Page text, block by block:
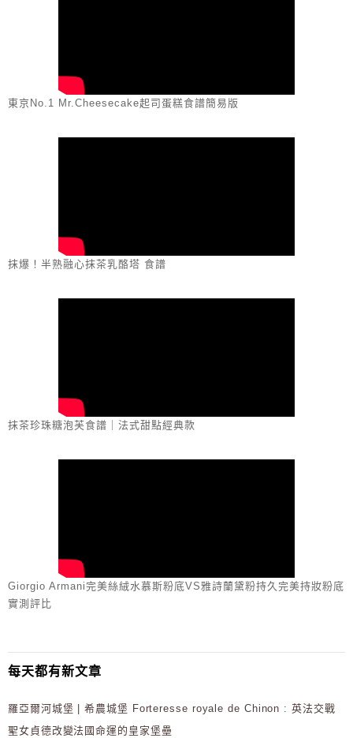
東京No.1 Mr.Cheesecake起司蛋糕食譜簡易版
抹爆！半熟融心抹茶乳酪塔 食譜
抹茶珍珠糖泡芙食譜｜法式甜點經典款
Giorgio Armani完美絲絨水慕斯粉底VS雅詩蘭黛粉持久完美持妝粉底
實測評比
每天都有新文章
羅亞爾河城堡 | 希農城堡 Forteresse royale de Chinon : 英法交戰
聖女貞德改變法國命運的皇家堡壘